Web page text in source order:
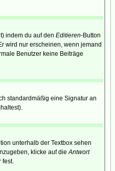
indem du auf den Editieren-Button
wird nur erscheinen, wenn jemand
Benutzer keine Beiträge
standardmäßig eine Signatur an
unterhalb der Textbox sehen
klicke auf dieAntwort
fest.